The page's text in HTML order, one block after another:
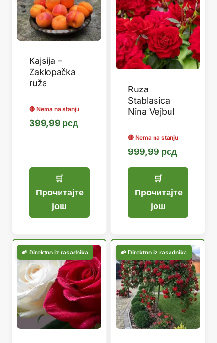
Kajsija –
Zaklopačka
ruža
399,99 рсд
Прочитајте
још
Ruza
Stablasica
Nina Vejbul
999,99 рсд
Прочитајте
још